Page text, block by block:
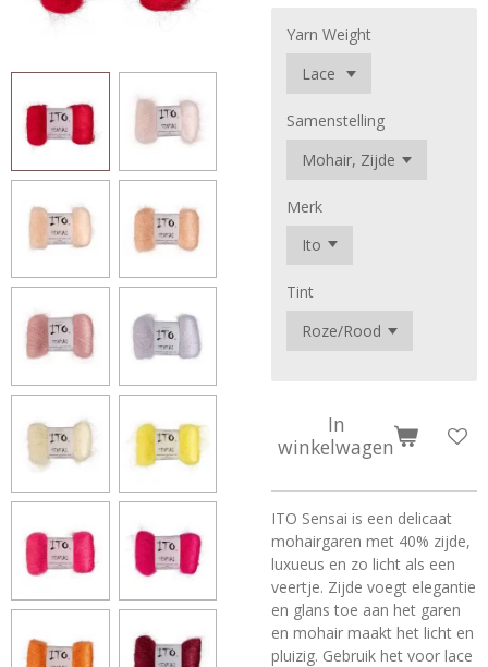
Yarn Weight
Samenstelling
Merk
Tint
In
winkelwagen
ITO Sensai is een delicaat
mohairgaren met 40% zijde,
luxueus en zo licht als een
veertje. Zijde voegt elegantie
en glans toe aan het garen
en mohair maakt het licht en
pluizig. Gebruik het voor lace